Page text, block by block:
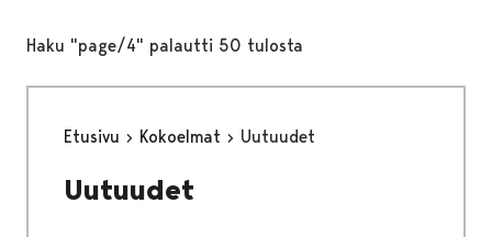
Haku "page/4" palautti 50 tulosta
Etusivu Kokoelmat Uutuudet
Uutuudet